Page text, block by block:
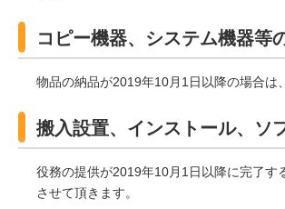
コピー機器、システム機器等
物品の納品が2019年10月1日以降の場合は
搬入設置、インストール、ソ
役務の提供が2019年10月1日以降に完了す
させて頂きます。